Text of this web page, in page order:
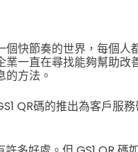
個快節奏的世界，每個
業一直在尋找能夠幫助
的方法。
QR碼的推出為客戶服